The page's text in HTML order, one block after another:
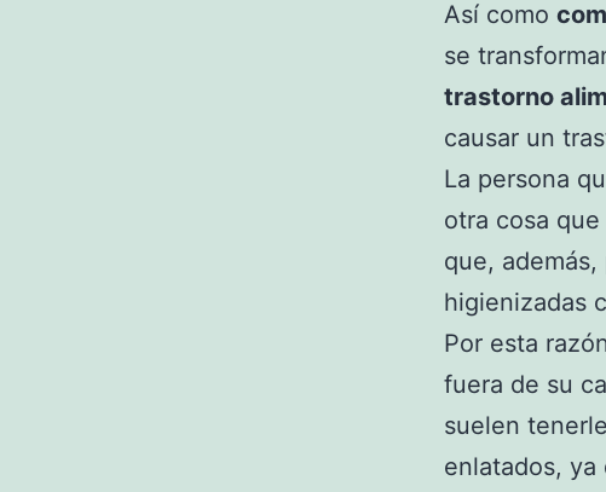
Así como
se
trastorno
causar un
La persona
otra cosa
que,
higienizadas
Por esta
fuera de su
suelen
enlatados,